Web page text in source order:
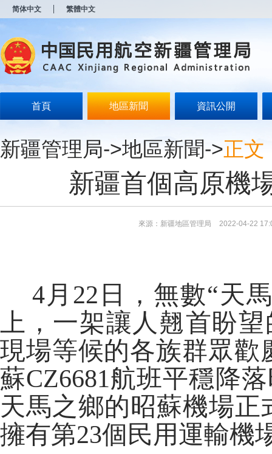
简体中文 繁體中文
首頁 地區新聞 資訊公開
新疆管理局->地區新聞->正文
新疆首個高原機
來源：新疆地區管理局 2022-04-22
4月22日，無數“天
上，一架讓人翹首盼
現場等候的各族群眾歡
蘇CZ6681航班平穩降
天馬之鄉的昭蘇機場
擁有第23個民用運輸機
开
无
障
说
Alt
加